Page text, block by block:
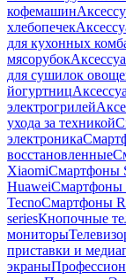
кофемашин
хлебопечек
для кухонных
мясорубок
для сушилок
йогуртниц
электрогрилей
ухода за техникой
электроника
восстановленные
XiaomiСмартфоны
HuaweiСмартфоны
TecnoСмартфоны
seriesКнопочные
мониторы
приставки и
экраны